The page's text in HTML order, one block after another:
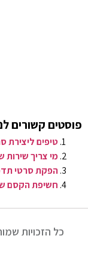
פוסטים קשורים
טיפים ליצירת
מי צריך שירות
הפקת סרטי
חשיפת הקסם
כל הזכויות